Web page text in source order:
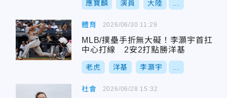
應寶麟 演員 大陸
體育
MLB/撲壘手折無大礙！李灝宇首扛
中心打線 2安2打點勝洋基
老虎 洋基 李灝宇
2026/06/30 11:29
社會 2026/06/28 15:32